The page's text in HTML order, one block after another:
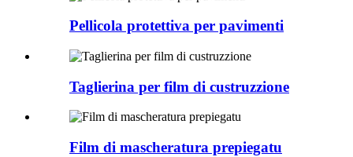
Pellicola protettiva per pavimenti
Taglierina per film di custruzzione
Film di mascheratura prepiegatu